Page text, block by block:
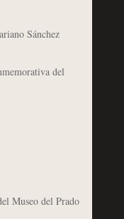
Sánchez
del
Museo del Prado